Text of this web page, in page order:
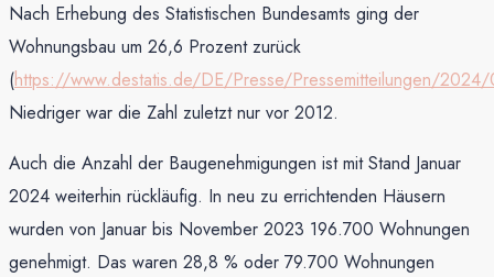
Nach Erhebung des Statistischen Bundesamts ging der
Wohnungsbau um 26,6 Prozent zurück
(https://www.destatis.de/DE/Presse/Pressemitteilungen/2024/
Niedriger war die Zahl zuletzt nur vor 2012.
Auch die Anzahl der Baugenehmigungen ist mit Stand Januar
2024 weiterhin rückläufig. In neu zu errichtenden Häusern
wurden von Januar bis November 2023 196.700 Wohnungen
genehmigt. Das waren 28,8 % oder 79.700 Wohnungen